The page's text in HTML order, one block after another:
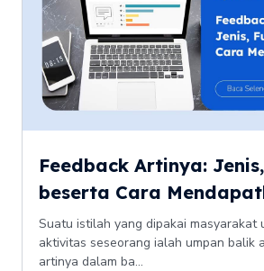
Feedback Artinya:
beserta Cara
Suatu istilah yang dipakai masyarakat
aktivitas seseorang ialah umpan balik
artinya dalam ba...